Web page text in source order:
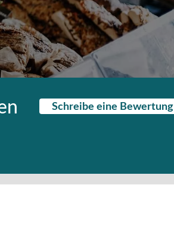
Schreibe eine Bewertung